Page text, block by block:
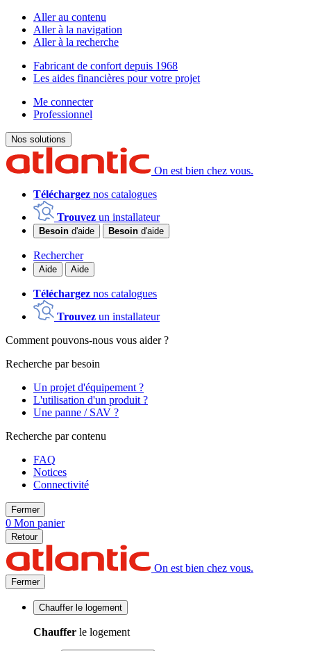
Aller au contenu
Aller à la navigation
Aller à la recherche
Fabricant de confort depuis 1968
Les aides financières pour votre projet
Me connecter
Professionnel
Nos solutions
On est bien chez vous.
Téléchargez nos catalogues
Trouvez un installateur
Besoin d'aide Besoin d'aide
Rechercher
Aide Aide
Téléchargez nos catalogues
Trouvez un installateur
Comment pouvons-nous vous aider ?
Recherche par besoin
Un projet d'équipement ?
L'utilisation d'un produit ?
Une panne / SAV ?
Recherche par contenu
FAQ
Notices
Connectivité
Fermer
0 Mon panier
Retour
On est bien chez vous.
Fermer
Chauffer le logement
Chauffer le logement